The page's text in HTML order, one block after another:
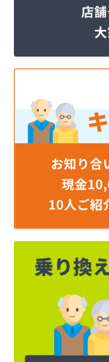
横川石油ガス株
河原実業株式
河原実業株式
河原実業株式
角栄ガス株式
株式会社イイノ
株式会社イケダ
株式会社いる
株式会社いるま
株式会社エク
株式会社エク
株式会社えぐち
株式会社エネ
株式会社エネ
株式会社オガ
株式会社キヨハラ